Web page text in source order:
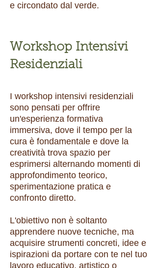
e circondato dal verde.
Workshop Intensivi
Residenziali
I workshop intensivi residenziali
sono pensati per offrire
un'esperienza formativa
immersiva, dove il tempo per la
cura è fondamentale e dove la
creatività trova spazio per
esprimersi a lternando momenti di
approfondimento teorico,
sperimentazione pratica e
confronto diretto.
L'obiettivo non è soltanto
apprendere nuove tecniche, ma
acquisire strumenti concreti, idee e
ispirazioni da portare con te nel tuo
lavoro educativo, artistico o